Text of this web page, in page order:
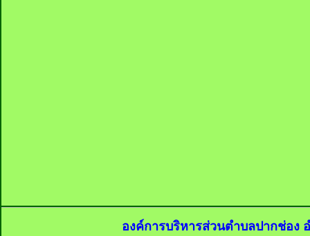
องค์การบริหารส่วนตำบลปากช่อง